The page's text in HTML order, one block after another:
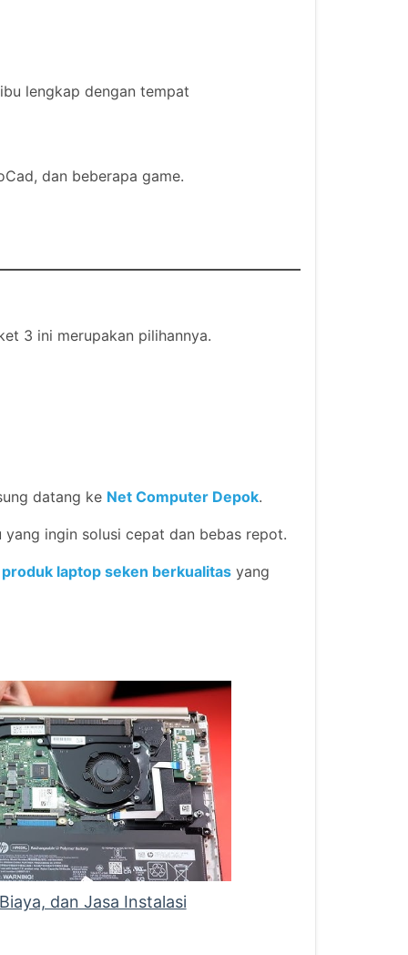
lengkap dengan tempat
dan beberapa game.
3 ini merupakan pilihannya.
datang ke Net Computer Depok.
ingin solusi cepat dan bebas repot.
produk laptop seken berkualitas yang
dan Jasa Instalasi